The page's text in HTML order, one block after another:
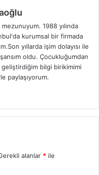
1988 yılında
kurumsal bir firmada
yıllarda işim dolayısı ile
oldu. Çocukluğumdan
geliştirdiğim bilgi birikimimi
paylaşıyorum.
alanlar * ile